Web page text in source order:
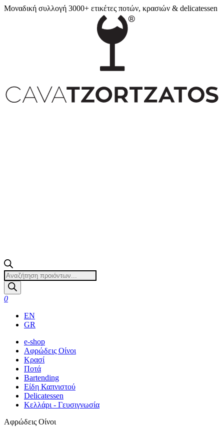
Μοναδική συλλογή 3000+ ετικέτες ποτών, κρασιών & delicatessen
Products
search
0
EN
GR
e-shop
Αφρώδεις Οίνοι
Κρασί
Ποτά
Bartending
Είδη Καπνιστού
Delicatessen
Κελλάρι - Γευσιγνωσία
Αφρώδεις Οίνοι